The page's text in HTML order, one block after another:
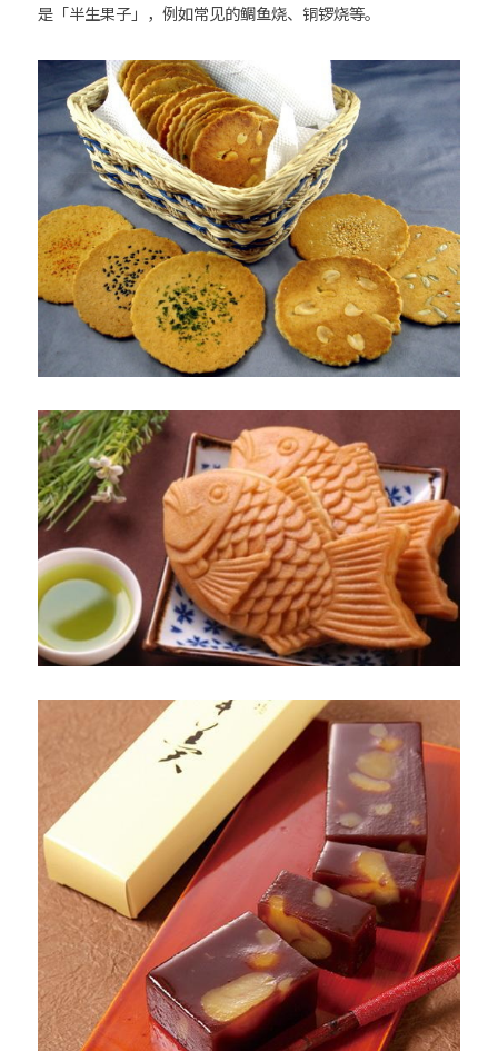
是「半生果子」，例如常见的鲷鱼烧、铜锣烧等。